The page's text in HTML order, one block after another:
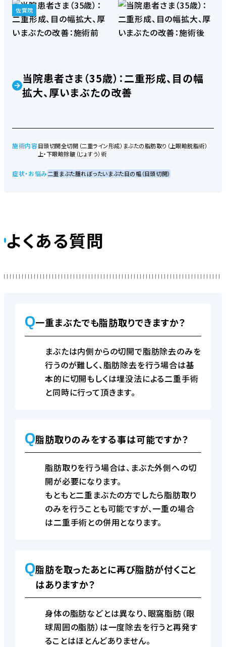
佐賀院
当院患者さま（35歳）：二重形成、目の幅
拡大、厚いまぶたの改善
施術内容目頭切開全切開（二重ライン形成） まぶたの脂肪取り（上眼瞼脱脂術）
上・下眼瞼除皺（じょすう）術
症状・お悩み二重まぶた腫れぼったいまぶた目の幅（目頭切開）
よくある質問
Q一重まぶたでも脂肪取りできますか？
まぶたは内側からの切開で脂肪除去のみを
行うのが難しく、脂肪除去を行う場合は基
本的に切開もしくは埋没法による二重手術
と同時に行って頂きます。
Q脂肪取りのみをする事は可能ですか？
脂肪取りを行う場合は、まぶた外側への切
開が必要になります。
もともと二重まぶたの方でしたら脂肪取り
のみを行うことも可能ですが、一重の場合
は二重手術との併用となります。
Q脂肪を取ったあとに再び脂肪が付くこと
はありますか？
身体の脂肪などとは異なり、眼窩脂肪（眼
球周囲の脂肪）は一度除去を行うと再発す
ることはほとんどありません。